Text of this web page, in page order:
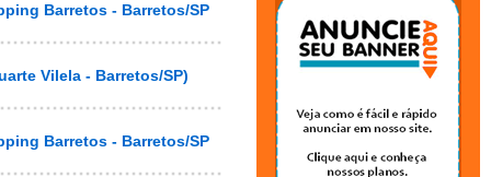
Barretos - Barretos/SP
Vilela - Barretos/SP)
Barretos - Barretos/SP